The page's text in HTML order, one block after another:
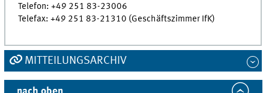
Telefon: +49 251 83-23006
Telefax: +49 251 83-21310 (Geschäftszimmer IfK)
MITTEILUNGSARCHIV